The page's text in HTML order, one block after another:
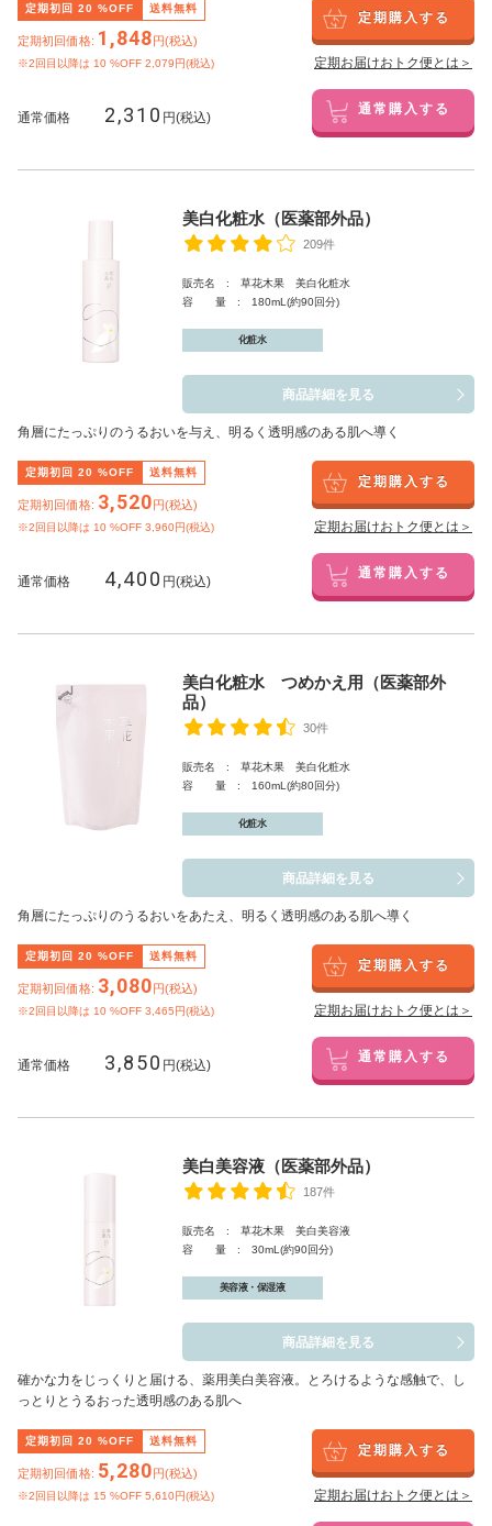
定期初回 20 %OFF 送料無料
定期初回価格: 1,848円(税込)
※2回目以降は 10 %OFF 2,079円(税込)
定期購入する
定期お届けおトク便とは＞
通常価格 2,310 円(税込) 通常購入する
美白化粧水（医薬部外品）
209件
販売名 : 草花木果 美白化粧水
容 量 : 180mL(約90回分)
化粧水
商品詳細を見る
角層にたっぷりのうるおいを与え、明るく透明感のある肌へ導く
定期初回 20 %OFF 送料無料
定期初回価格: 3,520円(税込)
※2回目以降は 10 %OFF 3,960円(税込)
定期購入する
定期お届けおトク便とは＞
通常価格 4,400 円(税込) 通常購入する
美白化粧水 つめかえ用（医薬部外
品）
30件
販売名 : 草花木果 美白化粧水
容 量 : 160mL(約80回分)
化粧水
商品詳細を見る
角層にたっぷりのうるおいをあたえ、明るく透明感のある肌へ導く
定期初回 20 %OFF 送料無料
定期初回価格: 3,080円(税込)
※2回目以降は 10 %OFF 3,465円(税込)
定期購入する
定期お届けおトク便とは＞
通常価格 3,850 円(税込) 通常購入する
美白美容液（医薬部外品）
187件
販売名 : 草花木果 美白美容液
容 量 : 30mL(約90回分)
美容液・保湿液
商品詳細を見る
確かな力をじっくりと届ける、薬用美白美容液。とろけるような感触で、し
っとりとうるおった透明感のある肌へ
定期初回 20 %OFF 送料無料
定期初回価格: 5,280円(税込)
※2回目以降は 15 %OFF 5,610円(税込)
定期購入する
定期お届けおトク便とは＞